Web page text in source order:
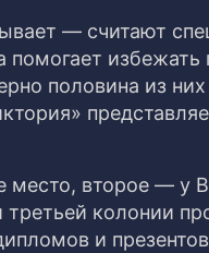
— считают
избежать
половина из
второе — у
колонии
и